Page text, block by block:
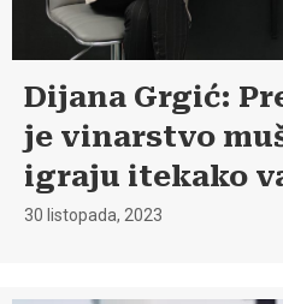
Dijana Grgić:
je vinarstvo
igraju itekako
30 listopada, 2023